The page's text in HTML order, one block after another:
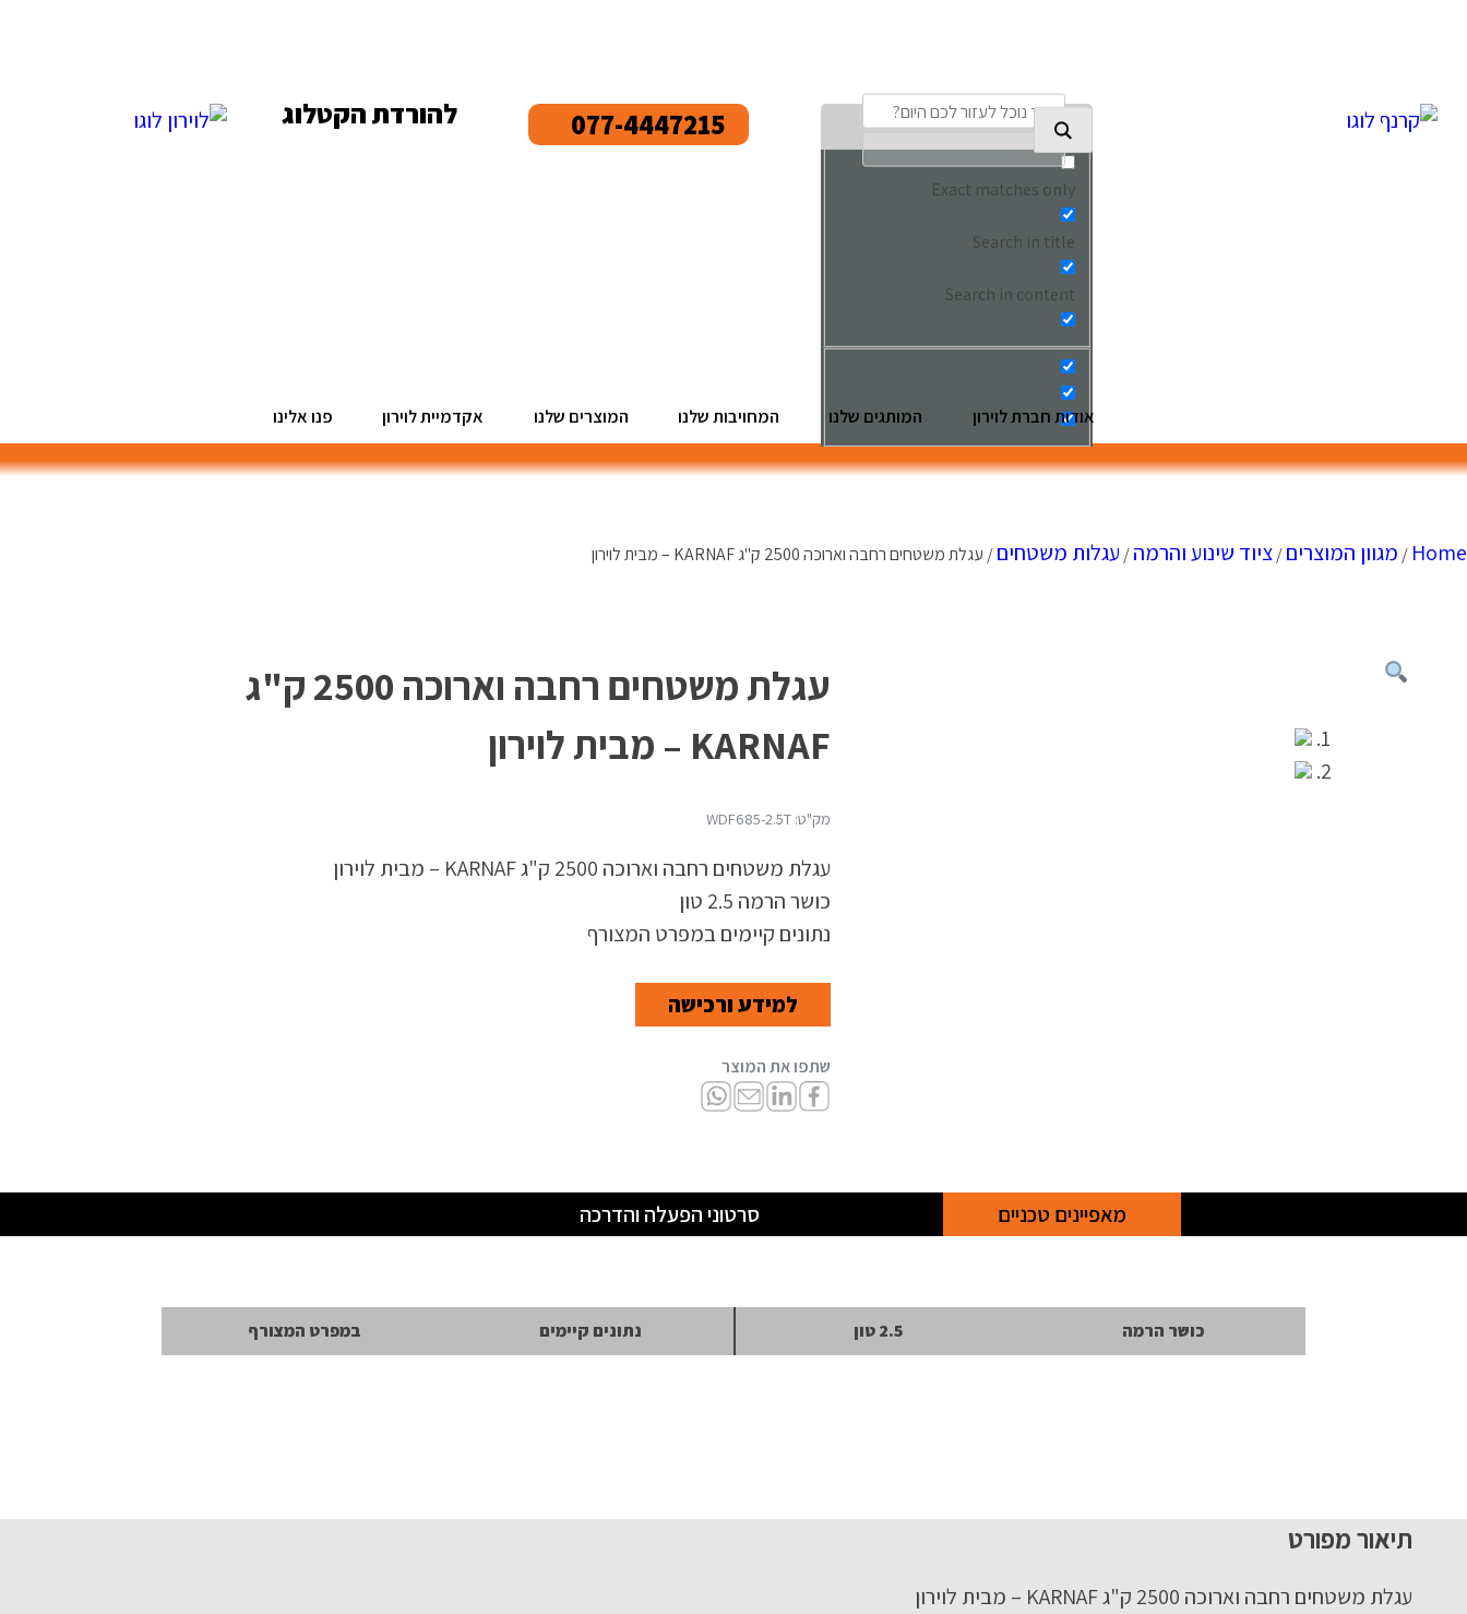
Exact matches only
Search in title
Search in content
077-4447215 להורדת הקטלוג
אודות חברת לוירון המותגים שלנו המחויבות שלנו המוצרים שלנו אקדמיית לוירון פנו אלינו
Home
/ מגוון המוצרים/ציוד שינוע והרמה/ עגלות משטחים/ עגלת משטחים רחבה וארוכה 2500 ק"ג KARNAF – מבית לוירון
עגלת משטחים רחבה וארוכה 2500 ק"ג
KARNAF – מבית לוירון
מק"ט: WDF685-2.5T
עגלת משטחים רחבה וארוכה 2500 ק"ג KARNAF – מבית לוירון
כושר הרמה 2.5 טון
נתונים קיימים במפרט המצורף
למידע ורכישה
מאפיינים טכניים סרטוני הפעלה והדרכה
כושר הרמה 2.5 טון נתונים קיימים במפרט המצורף
תיאור מפורט
עגלת משטחים רחבה וארוכה 2500 ק"ג KARNAF – מבית לוירון